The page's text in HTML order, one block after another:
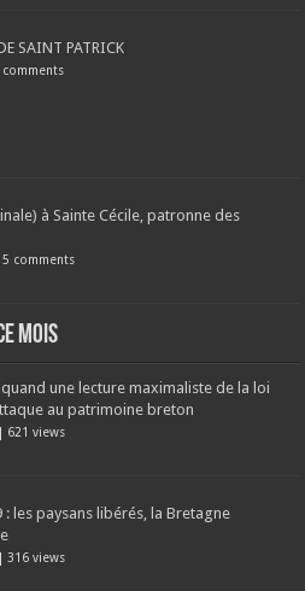
SAINT PATRICK
comments
à Sainte Cécile, patronne des
5 comments
mois
quand une lecture maximaliste de la loi
au patrimoine breton
| 621 views
: les paysans libérés, la Bretagne
| 316 views